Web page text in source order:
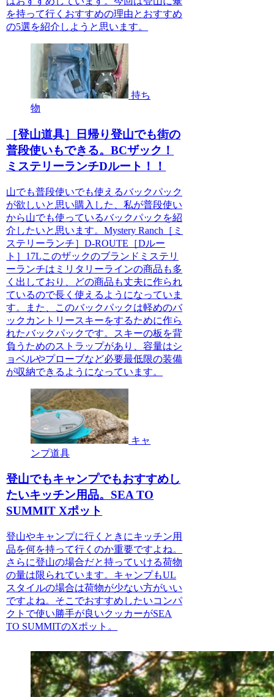
を持って行くおすすめの理由とおすすめ
の5選を紹介しようと思います。
持ち
物
［登山道具］日帰り登山でも街の
普段使いもできる。BCザック！
ミステリーランチDルート！！
山でも普段使いでも使えるバックパック
が欲しいと思い購入した、私が普段使い
から山でも使っているバックパックを紹
介したいと思います。Mystery Ranch［ミ
ステリーランチ］D-ROUTE［Dルー
ト］17Lこのザックのブランドミステリ
ーランチはミリタリーラインの商品も多
く出しており、どの商品も丈夫に作られ
ているので長く使えるようになっていま
す。また、このバックパックは軽めのバ
ックカントリースキーをするために作ら
れたバックパックです。スキーの板を背
負うためのストラップがあり、容量はシ
ョベルやプローブなど必要最低限の装備
が収納できるようになっています。
キャ
ンプ道具
登山でもキャンプでもおすすめし
たいキッチン用品。SEA TO
SUMMIT Xポット
登山やキャンプに行くときにキッチン用
品を何を持って行くのか重要ですよね。
さらに登山の場合だと持っていける荷物
の量は限られています。キャンプもUL
スタイルの場合は荷物が少ない方がいい
ですよね。そこでおすすめしたいコンパ
クトで使い勝手が良いクッカーがSEA
TO SUMMITのXポット。